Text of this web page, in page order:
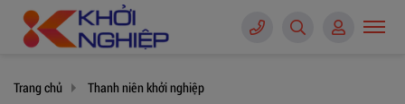
Trang chủ Thanh niên khởi nghiệp